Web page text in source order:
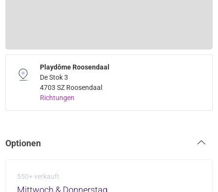
Playdôme Roosendaal
De Stok 3
4703 SZ Roosendaal
Richtungen
Optionen
550+ verkauft
Mittwoch & Donnerstag